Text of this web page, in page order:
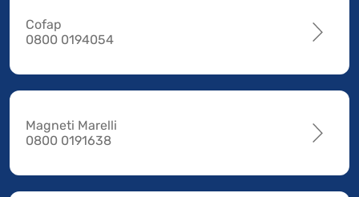
Cofap
0800 0194054
Magneti Marelli
0800 0191638